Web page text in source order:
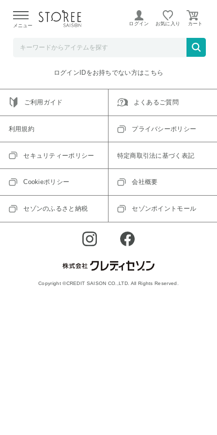
よる配送遅延が発生しております。
メニュー ログイン お気に入り
ご指定のアイテムは取り扱い終了、またはただいま取り扱い
トップへ戻る
ログインIDをお持ちでない方はこちら
ご利用ガイド よくあるご質問
利用規約 プライバシーポリシー
セキュリティーポリシー 特定商取引法に基づく表記
Cookieポリシー 会社概要
セゾンのふるさと納税 セゾンポイントモール
Copyright ©CREDIT SAISON CO.,LTD. All Rights Reserved.